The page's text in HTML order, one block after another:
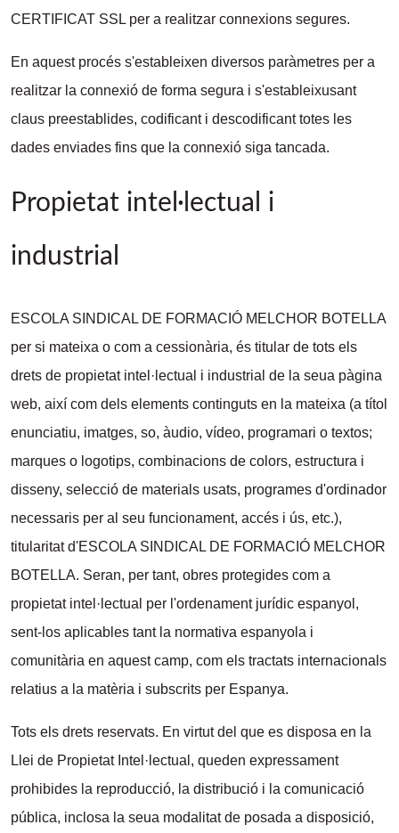
CERTIFICAT SSL per a realitzar connexions segures.
En aquest procés s'estableixen diversos paràmetres per a
realitzar la connexió de forma segura i s'estableixusant
claus preestablides, codificant i descodificant totes les
dades enviades fins que la connexió siga tancada.
Propietat intel·lectual i
industrial
ESCOLA SINDICAL DE FORMACIÓ MELCHOR BOTELLA
per si mateixa o com a cessionària, és titular de tots els
drets de propietat intel·lectual i industrial de la seua pàgina
web, així com dels elements continguts en la mateixa (a títol
enunciatiu, imatges, so, àudio, vídeo, programari o textos;
marques o logotips, combinacions de colors, estructura i
disseny, selecció de materials usats, programes d'ordinador
necessaris per al seu funcionament, accés i ús, etc.),
titularitat d'ESCOLA SINDICAL DE FORMACIÓ MELCHOR
BOTELLA. Seran, per tant, obres protegides com a
propietat intel·lectual per l'ordenament jurídic espanyol,
sent-los aplicables tant la normativa espanyola i
comunitària en aquest camp, com els tractats internacionals
relatius a la matèria i subscrits per Espanya.
Tots els drets reservats. En virtut del que es disposa en la
Llei de Propietat Intel·lectual, queden expressament
prohibides la reproducció, la distribució i la comunicació
pública, inclosa la seua modalitat de posada a disposició,